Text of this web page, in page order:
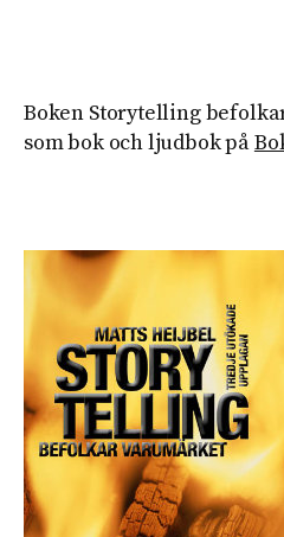
Boken Storytelling
som bok och ljudbok på